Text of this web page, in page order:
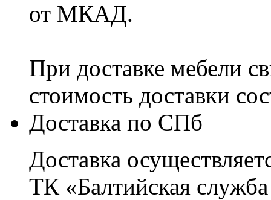
от МКАД.
При доставке мебели
стоимость доставки
Доставка по СПб
Доставка
ТК «Балтийская